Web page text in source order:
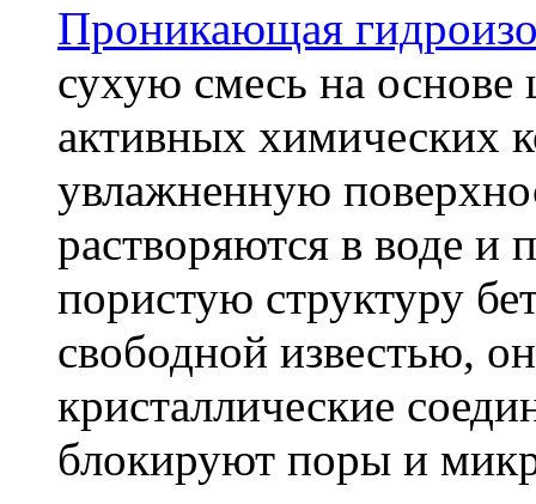
Проникающая
сухую смесь на основе
активных химических
увлажненную
растворяются в воде и
пористую структуру
свободной известью,
кристаллические
блокируют поры и